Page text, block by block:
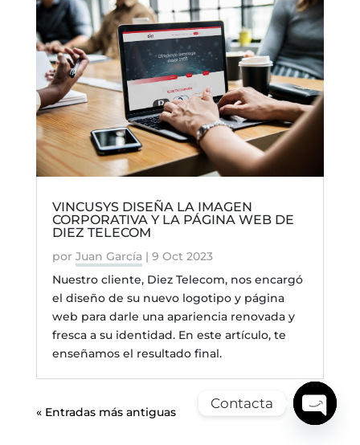
VINCUSYS DISEÑA LA IMAGEN
CORPORATIVA Y LA PÁGINA WEB DE
DIEZ TELECOM
por Juan García | 9 Oct 2023
Nuestro cliente, Diez Telecom, nos encargó
el diseño de su nuevo logotipo y página
web para darle una apariencia renovada y
fresca a su identidad. En este artículo, te
enseñamos el resultado final.
« Entradas más antiguas
Contacta